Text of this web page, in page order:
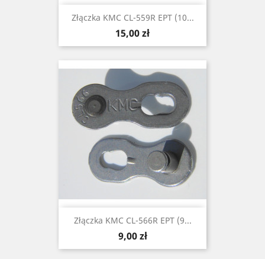
Złączka KMC CL-559R EPT (10...
Cena
15,00 zł
Złączka KMC CL-566R EPT (9...
Cena
9,00 zł